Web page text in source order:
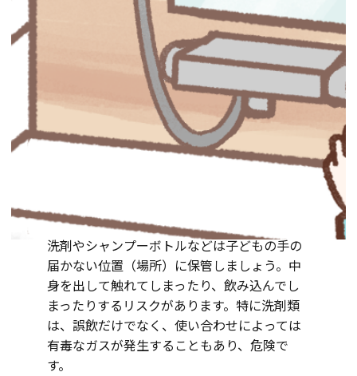
洗剤やシャンプーボトルなどは子どもの手の
届かない位置（場所）に保管しましょう。中
身を出して触れてしまったり、飲み込んでし
まったりするリスクがあります。特に洗剤類
は、誤飲だけでなく、使い合わせによっては
有毒なガスが発生することもあり、危険で
す。